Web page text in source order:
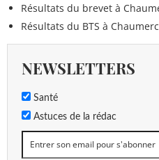
Résultats du brevet à
Résultats du BTS à
NEWSLETTERS
Santé
Astuces de la rédac